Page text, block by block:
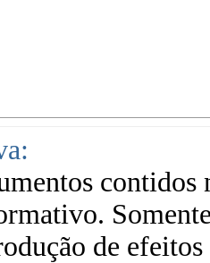
contidos
de